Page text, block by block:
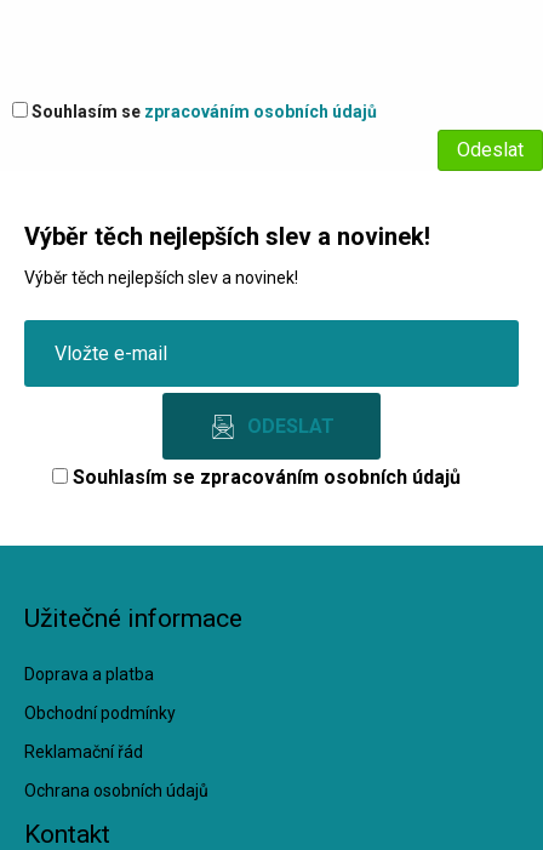
Souhlasím se zpracováním osobních údajů
Výběr těch nejlepších slev a novinek!
Výběr těch nejlepších slev a novinek!
Souhlasím se zpracováním osobních údajů
Užitečné informace
Doprava a platba
Obchodní podmínky
Reklamační řád
Ochrana osobních údajů
Kontakt